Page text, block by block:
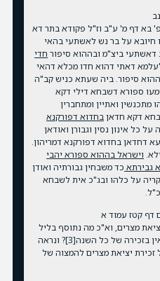
בא דף מ' ע"ב וז"ל פקודא בתר דא
חיובא על בר נש לאשתעי בהאי
דאשתעי ביצ"מ ובההוא סיפור חדי
דאתי דהוא חדו מכלא דהאי
סיפור. ביה שעתא כניש קב"ה
ספורא דשבחא דילי דקא
מתכנשין ואתיין ומתחברין
דקא חדאןבחדוא דפורקנא
כל אינון נסין וגבורן ואודאן
דחדאן בחדוא דפורקנא דמריהון.
וישראל בההוא ספורא יהבי
גבירתא כד משבחין גבורתיה ואודן
על כלהו ובג"כ אית לשבחא
דף קטז עמוד א
מצרים, וא"כ מה נתוסף בליל
בזכירה של כל השנה[3]
? ונראה
זכירת יציאת מצרים להמצוה של